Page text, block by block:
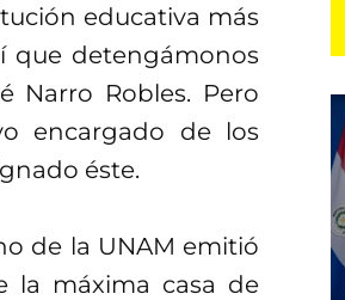
educativa más
que detengámonos
Narro Robles. Pero
encargado de los
éste.
de la UNAM emitió
la máxima casa de